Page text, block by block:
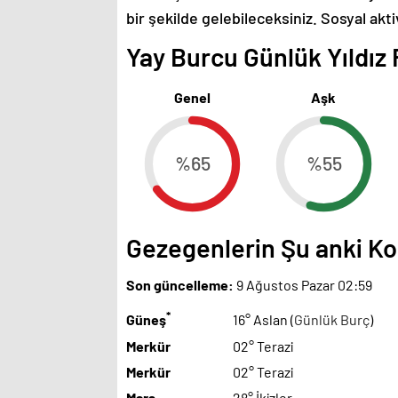
bir şekilde gelebileceksiniz. Sosyal
Yay Burcu Günlük Yıldız
Genel
%65
Aşk
%55
Gezegenlerin Şu anki
Son güncelleme: 9 Ağustos Pazar 02:59
Güneş* 16° Aslan (Günlük Burç)
Merkür
02° Terazi
Merkür
02° Terazi